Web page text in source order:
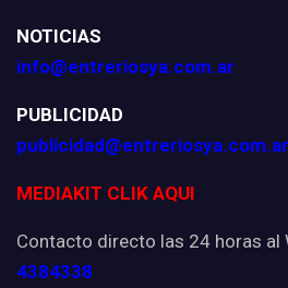
NOTICIAS
info@entreriosya.com.ar
PUBLICIDAD
publicidad@entreriosya.com.ar
MEDIAKIT CLIK AQUI
Contacto directo las 24 horas al
4384338